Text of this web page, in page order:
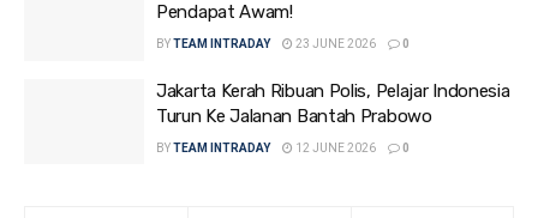
Pendapat Awam!
BYTEAM INTRADAY 23 JUNE 2026 0
Jakarta Kerah Ribuan Polis, Pelajar Indonesia
Turun Ke Jalanan Bantah Prabowo
BYTEAM INTRADAY 12 JUNE 2026 0